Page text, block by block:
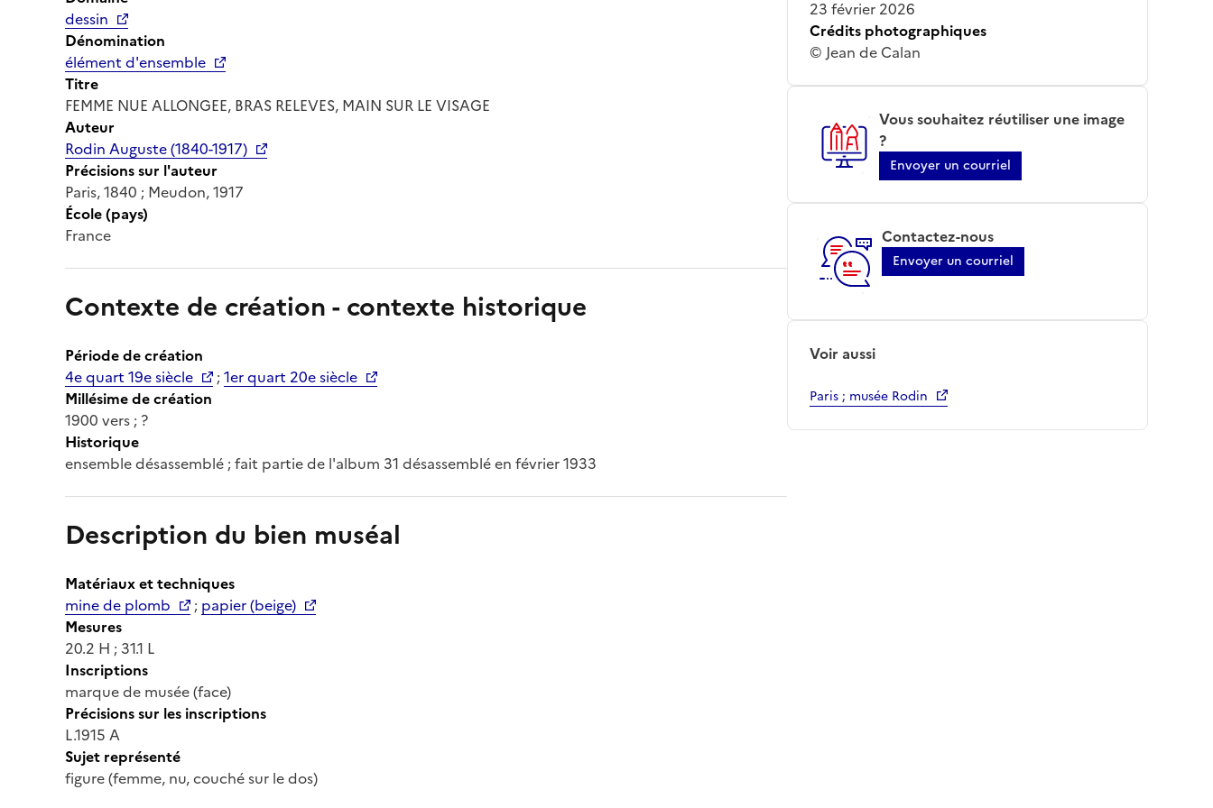
dessin
Dénomination
élément d'ensemble
Titre
FEMME NUE ALLONGEE, BRAS RELEVES, MAIN SUR LE VISAGE
Auteur
Rodin Auguste (1840-1917)
Précisions sur l'auteur
Paris, 1840 ; Meudon, 1917
École (pays)
France
Contexte de création - contexte historique
Période de création
4e quart 19e siècle
;1er quart 20e siècle
Millésime de création
1900 vers ; ?
Historique
ensemble désassemblé ; fait partie de l'album 31 désassemblé en février 1933
Description du bien muséal
Matériaux et techniques
mine de plomb
; papier (beige)
Mesures
20.2 H ; 31.1 L
Inscriptions
marque de musée (face)
Précisions sur les inscriptions
L.1915 A
Sujet représenté
figure (femme, nu, couché sur le dos)
23 février 2026
Crédits photographiques
© Jean de Calan
Vous souhaitez réutiliser une image
?
Envoyer un courriel
Contactez-nous
Envoyer un courriel
Voir aussi
Paris ; musée Rodin